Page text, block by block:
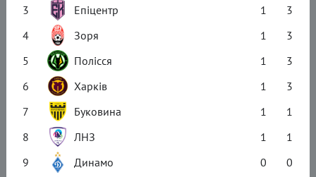
3
Епіцентр 1
3
4
Зоря 1
3
5
Полісся 1
3
6
Харків 1
3
7
Буковина 1
1
8
ЛНЗ 1
1
9
Динамо 0
0